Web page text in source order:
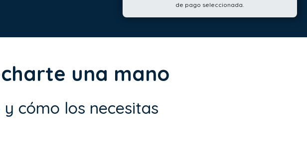
de pago seleccionada.
una mano
cómo los necesitas